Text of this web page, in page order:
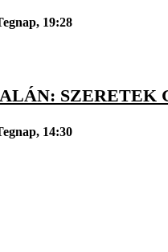
19:28
SZERETEK
14:30